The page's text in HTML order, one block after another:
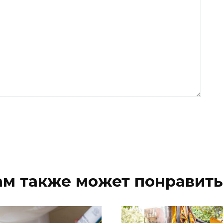
также может